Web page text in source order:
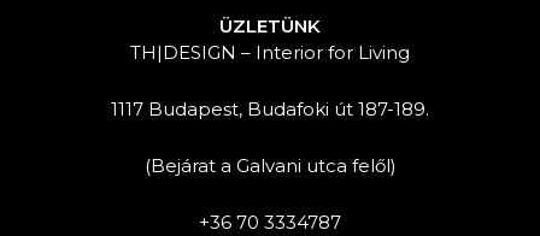
ÜZLETÜNK
TH|DESIGN – Interior for Living
1117 Budapest, Budafoki út 187-189.
(Bejárat a Galvani utca felől)
+36 70 3334787